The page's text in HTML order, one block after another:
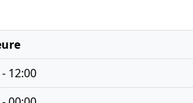
12:00